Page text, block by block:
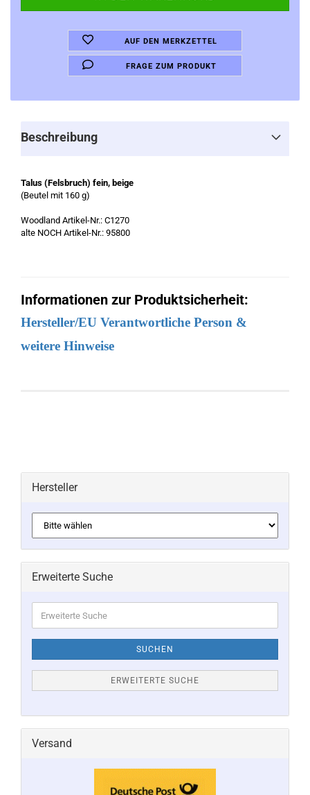
AUF DEN MERKZETTEL
FRAGE ZUM PRODUKT
Beschreibung
Talus (Felsbruch) fein, beige
(Beutel mit 160 g)
Woodland Artikel-Nr.: C1270
alte NOCH Artikel-Nr.: 95800
Informationen zur Produktsicherheit:
Hersteller/EU Verantwortliche Person &
weitere Hinweise
Hersteller
Erweiterte Suche
Suche
SUCHEN
ERWEITERTE SUCHE
Versand